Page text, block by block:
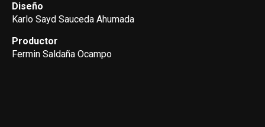
Diseño
Karlo Sayd Sauceda Ahumada
Productor
Fermin Saldaña Ocampo